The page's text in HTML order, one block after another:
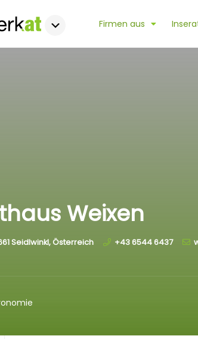
Firmen aus
Weixen
Seidlwinkl, Österreich +43 6544 6437